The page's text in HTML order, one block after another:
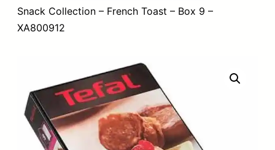
Snack Collection – French Toast – Box 9 –
XA800912